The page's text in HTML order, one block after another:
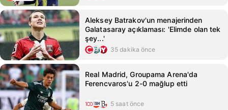
Aleksey Batrakov'un menajerinden
Galatasaray açıklaması: 'Elimde olan tek
şey...'
35 dakika önce
Real Madrid, Groupama Arena'da
Ferencvaros'u 2-0 mağlup etti
5 saat önce